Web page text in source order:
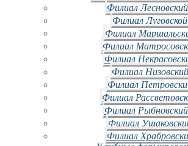
Филиал
Филиал
Филиал
Филиал
Филиал
Филиал
Филиал
Филиал
Филиал
Филиал
Филиал